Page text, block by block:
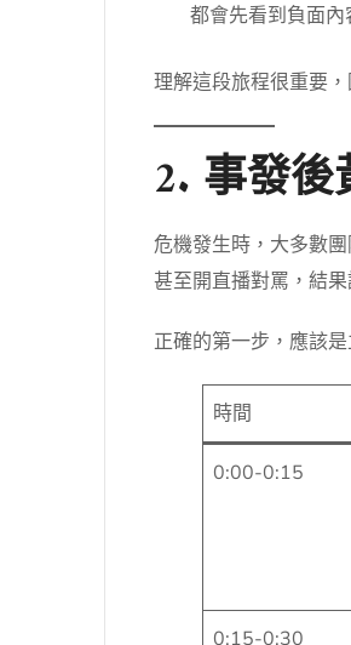
都會先看到負面內
理解這段旅程很重要
2. 事發
危機發生時，大多數
甚至開直播對罵，結
正確的第一步，應該
時間
0:00-0:15
0:15-0:30